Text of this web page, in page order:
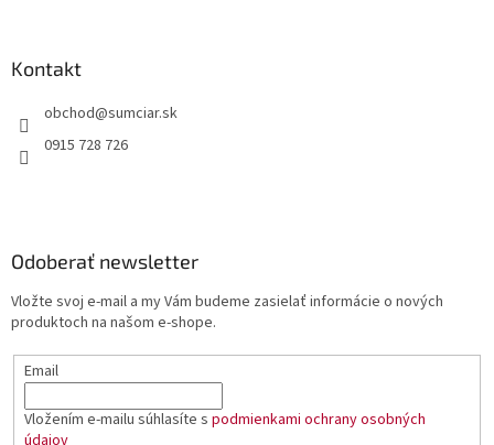
Kontakt
obchod@sumciar.sk
0915 728 726
Odoberať newsletter
Vložte svoj e-mail a my Vám budeme zasielať informácie o nových
produktoch na našom e-shope.
Email
Vložením e-mailu súhlasíte s podmienkami ochrany osobných
údajov